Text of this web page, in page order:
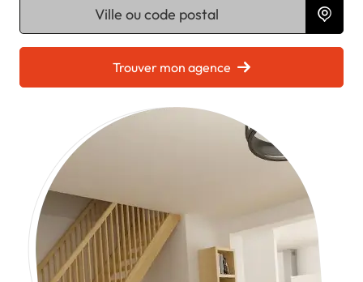
Chargement...
Trouver mon agence